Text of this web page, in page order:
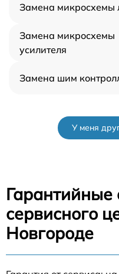
Замена микросхемы
Замена микросхемы
усилителя
Замена шим
У меня
Гарантийные
сервисного
Новгороде